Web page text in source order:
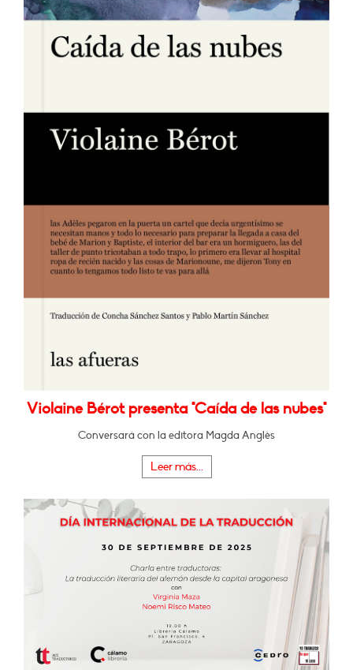
Violaine Bérot presenta "Caída de las nubes"
Conversará con la editora Magda Anglès
Leer más...